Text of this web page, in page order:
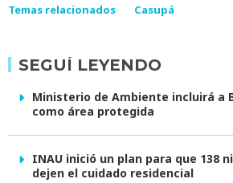
Temas relacionados Casupá
SEGUÍ LEYENDO
Ministerio de Ambiente incluirá a
como área protegida
INAU inició un plan para que 138
dejen el cuidado residencial